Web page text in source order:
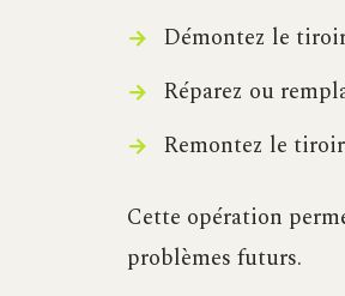
Démontez le
Réparez ou
Remontez le
Cette opération
problèmes futurs.